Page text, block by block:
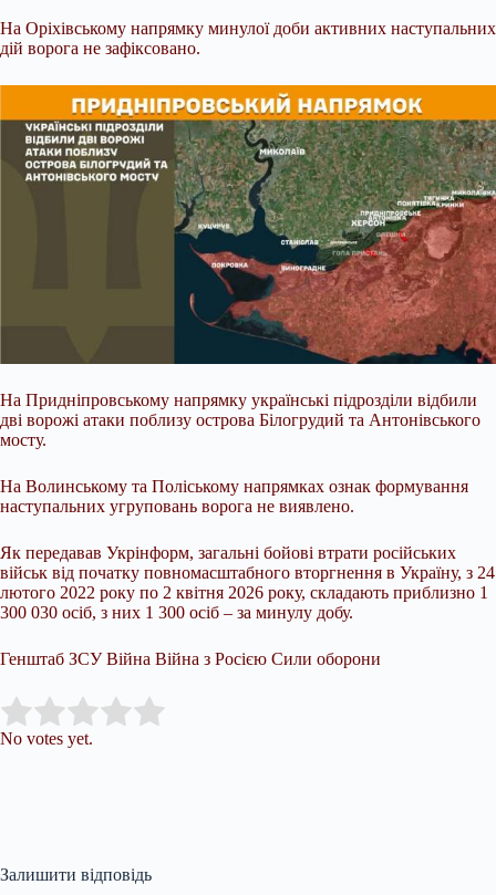
На Оріхівському напрямку минулої доби активних наступальних
дій ворога не зафіксовано.
На Придніпровському напрямку українські підрозділи відбили
дві ворожі атаки поблизу острова Білогрудий та Антонівського
мосту.
На Волинському та Поліському напрямках ознак формування
наступальних угруповань ворога не виявлено.
Як передавав Укрінформ, загальні бойові втрати російських
військ від початку повномасштабного вторгнення в Україну, з 24
лютого 2022 року по 2 квітня 2026 року, складають приблизно 1
300 030 осіб, з них 1 300 осіб – за минулу добу.
Генштаб ЗСУ Війна Війна з Росією Сили оборони
Rate this item:
No votes yet.
Залишити відповідь